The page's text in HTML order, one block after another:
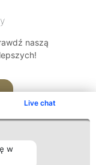
Live chat
w
naszą